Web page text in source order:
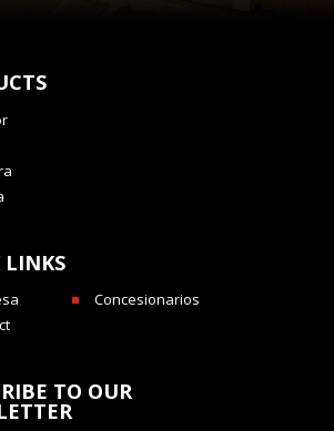
LINKS
Concesionarios
TO OUR